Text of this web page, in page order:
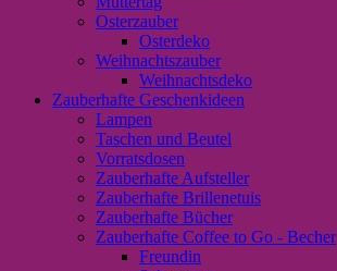
Osterzauber
Osterdeko
Weihnachtszauber
Weihnachtsdeko
Zauberhafte Geschenkideen
Lampen
Taschen und Beutel
Vorratsdosen
Zauberhafte Aufsteller
Zauberhafte Brillenetuis
Zauberhafte Bücher
Zauberhafte Coffee to Go - Becher
Freundin